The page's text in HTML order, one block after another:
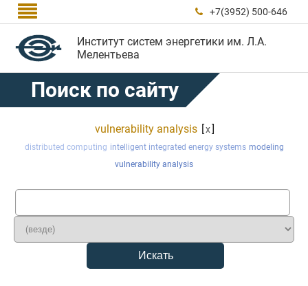
  +7(3952) 500-646
Институт систем энергетики им. Л.А.
Мелентьева
Поиск по сайту
vulnerability analysis [x]
distributed computing intelligent integrated energy systems modeling
vulnerability analysis